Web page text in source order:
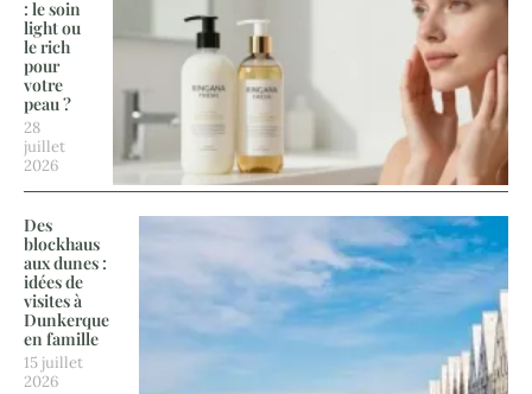
: le soin
light ou
le rich
pour
votre
peau ?
28
juillet
2026
Des
blockhaus
aux dunes :
idées de
visites à
Dunkerque
en famille
15 juillet
2026